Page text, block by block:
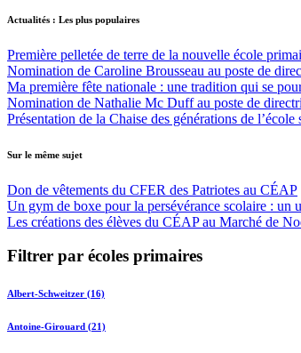
Actualités : Les plus populaires
Première pelletée de terre de la nouvelle école
Nomination de Caroline Brousseau au poste de
Ma première fête nationale : une tradition qui se
Nomination de Nathalie Mc Duff au poste de
Présentation de la Chaise des générations de
Sur le même sujet
Don de vêtements du CFER des Patriotes au CÉAP
Un gym de boxe pour la persévérance scolaire : un
Les créations des élèves du CÉAP au Marché de
Filtrer par écoles primaires
Albert-Schweitzer (16)
Antoine-Girouard (21)